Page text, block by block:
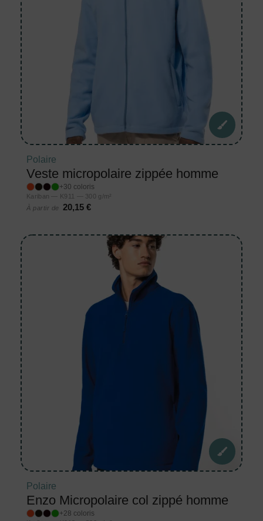
Polaire
Veste micropolaire zippée homme
+30 coloris
Kariban — K911 — 300 g/m²
À partir de
20,15 €
Polaire
Enzo Micropolaire col zippé homme
+28 coloris